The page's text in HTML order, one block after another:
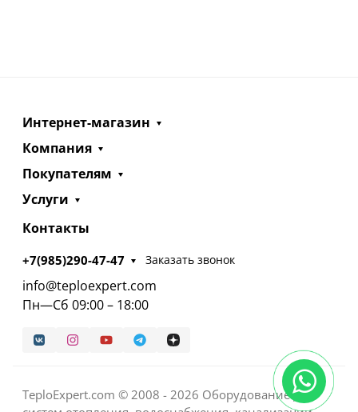
Интернет-магазин
Компания
Покупателям
Услуги
Контакты
+7(985)290-47-47 Заказать звонок
info@teploexpert.com
Пн—Сб 09:00 – 18:00
TeploExpert.com © 2008 - 2026 Оборудование для